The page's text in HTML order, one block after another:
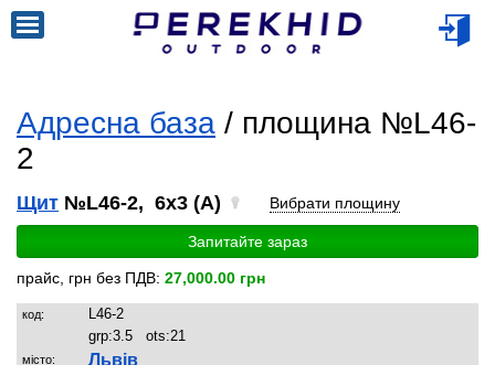
Адресна база / площина №L46-
2
Щит №L46-2, 6x3 (A) Вибрати площину
Запитайте зараз
прайс, грн без ПДВ: 27,000.00 грн
код:
L46-2
grp:3.5 ots:21
місто: Львів